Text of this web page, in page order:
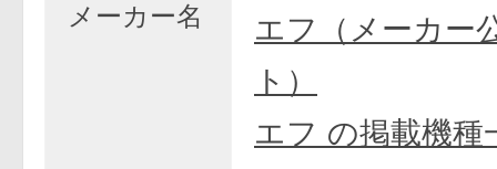
メーカー名
エフ（メーカー
ト）
エフ の掲載機種